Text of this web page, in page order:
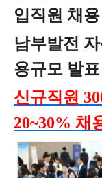
입직원 채용
남부발전
용규모 발표
신규직원
20~30% 채